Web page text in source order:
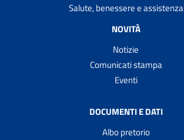
Salute, benessere e assistenza
NOVITÀ
Notizie
Comunicati stampa
Eventi
DOCUMENTI E DATI
Albo pretorio